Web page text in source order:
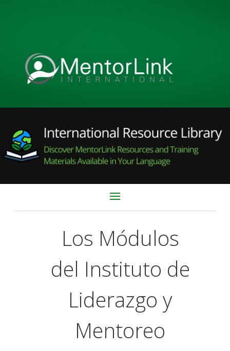
Los Módulos
del Instituto de
Liderazgo y
Mentoreo